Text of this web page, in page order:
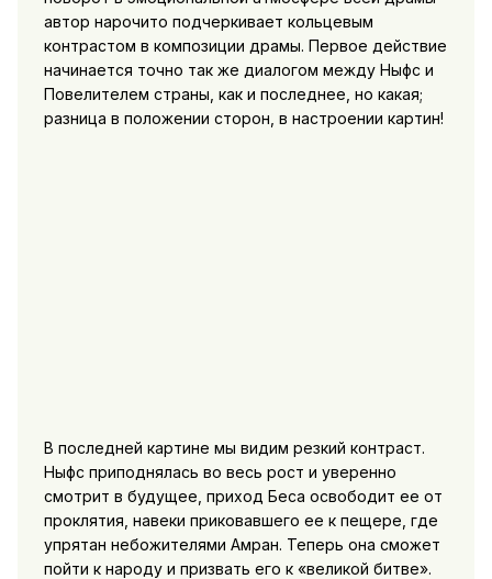
автор нарочито подчеркивает кольцевым
контрастом в композиции драмы. Первое действие
начинается точно так же диалогом между Ныфс и
Повелителем страны, как и последнее, но какая;
разница в положении сторон, в настроении картин!
В последней картине мы видим резкий контраст.
Ныфс приподнялась во весь рост и уверенно
смотрит в будущее, приход Беса освободит ее от
проклятия, навеки приковавшего ее к пещере, где
упрятан небожителями Амран. Теперь она сможет
пойти к народу и призвать его к «великой битве».